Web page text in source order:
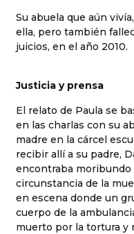
Su abuela que aún
ella, pero también
juicios, en el año 2010.
Justicia y prensa
El relato de Paula se
en las charlas con su
madre en la cárcel
recibir allí a su padre,
encontraba moribundo
circunstancia de la
en escena donde un
cuerpo de la
muerto por la tortura y